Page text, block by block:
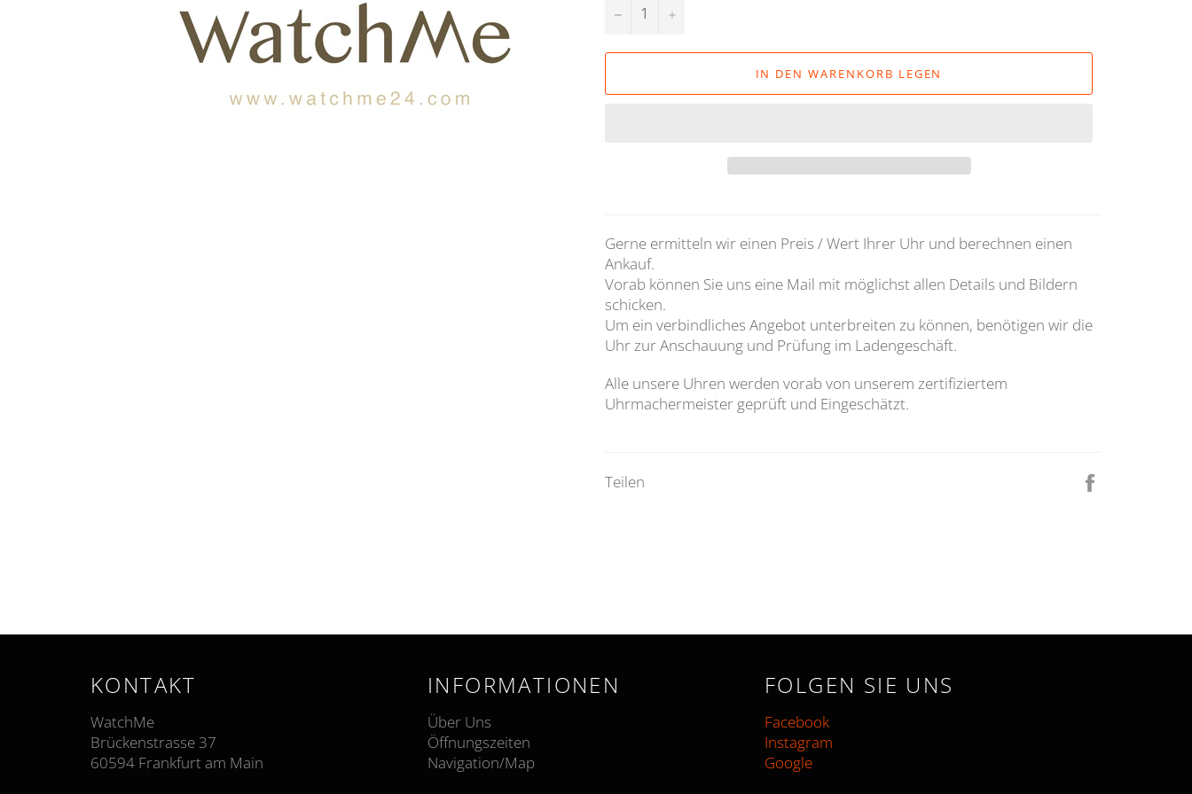
− +
IN DEN WARENKORB LEGEN
Gerne ermitteln wir einen Preis / Wert Ihrer Uhr und berechnen einen
Ankauf.
Vorab können Sie uns eine Mail mit möglichst allen Details und Bildern
schicken.
Um ein verbindliches Angebot unterbreiten zu können, benötigen wir die
Uhr zur Anschauung und Prüfung im Ladengeschäft.
Alle unsere Uhren werden vorab von unserem zertifiziertem
Uhrmachermeister geprüft und Eingeschätzt.
Teilen
KONTAKT
WatchMe
Brückenstrasse 37
60594 Frankfurt am Main
INFORMATIONEN
Über Uns
Öffnungszeiten
Navigation/Map
FOLGEN SIE UNS
Facebook
Instagram
Google